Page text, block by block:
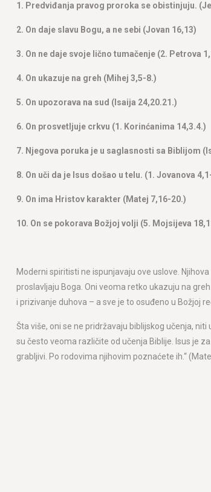
1. Predviđanja pravog proroka se obistinjuju.
2. On daje slavu Bogu, a ne sebi (Jovan 16,13)
3. On ne daje svoje lično tumačenje (2. Petrova
4. On ukazuje na greh (Mihej 3,5-8.)
5. On upozorava na sud (Isaija 24,20.21.)
6. On prosvetljuje crkvu (1. Korinćanima 14,3.4.)
7. Njegova poruka je u saglasnosti sa Biblijom
8. On uči da je Isus došao u telu. (1. Jovanova
9. On ima Hristov karakter (Matej 7,16-20.)
10. On se pokorava Božjoj volji (5. Mojsijeva
Moderni spiritisti ne ispunjavaju ove uslove.
proslavljaju Boga. Oni veoma retko ukazuju na
i prizivanje duhova – a sve je to osuđeno u Božjoj
Šta više, oni se ne pridržavaju biblijskog učenja,
su često veoma različite od učenja Biblije. Isus je
grabljivi. Po rodovima njihovim poznaćete ih.“